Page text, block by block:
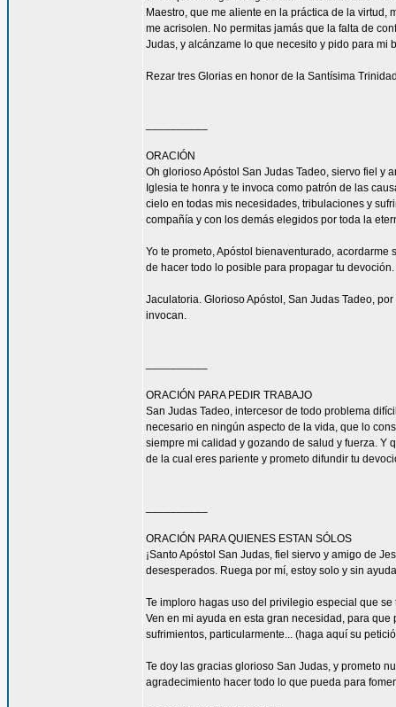
Maestro, que me aliente en la práctica de la
me acrisolen. No permitas jamás que la falta de
Judas, y alcánzame lo que necesito y pido para mi
Rezar tres Glorias en honor de la Santísima
ORACIÓN
Oh glorioso Apóstol San Judas Tadeo, siervo fiel y
Iglesia te honra y te invoca como patrón de las
cielo en todas mis necesidades, tribulaciones y
compañía y con los demás elegidos por toda la
Yo te prometo, Apóstol bienaventurado,
de hacer todo lo posible para propagar tu devoción.
Jaculatoria. Glorioso Apóstol, San Judas Tadeo,
invocan.
ORACIÓN PARA PEDIR TRABAJO
San Judas Tadeo, intercesor de todo problema
necesario en ningún aspecto de la vida, que lo
siempre mi calidad y gozando de salud y fuerza. Y
de la cual eres pariente y prometo difundir tu
ORACIÓN PARA QUIENES ESTAN SÓLOS
¡Santo Apóstol San Judas, fiel siervo y amigo de
desesperados. Ruega por mí, estoy solo y sin
Te imploro hagas uso del privilegio especial que
Ven en mi ayuda en esta gran necesidad, para
sufrimientos, particularmente... (haga aquí su
Te doy las gracias glorioso San Judas, y prometo
agradecimiento hacer todo lo que pueda para